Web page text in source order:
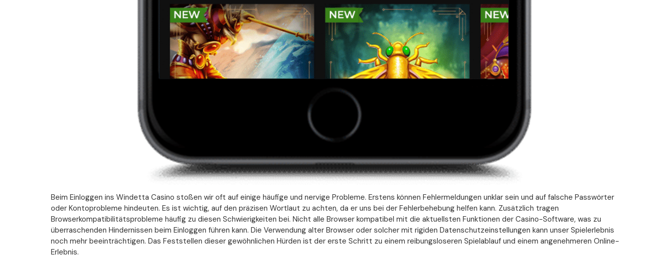
Beim Einloggen ins Windetta Casino stoßen wir oft auf einige häufige und nervige Probleme. Erstens können Fehlermeldungen unklar sein und auf falsche Passwörter
oder Kontoprobleme hindeuten. Es ist wichtig, auf den präzisen Wortlaut zu achten, da er uns bei der Fehlerbehebung helfen kann. Zusätzlich tragen
Browserkompatibilitätsprobleme häufig zu diesen Schwierigkeiten bei. Nicht alle Browser kompatibel mit die aktuellsten Funktionen der Casino-Software, was zu
überraschenden Hindernissen beim Einloggen führen kann. Die Verwendung alter Browser oder solcher mit rigiden Datenschutzeinstellungen kann unser Spielerlebnis
noch mehr beeinträchtigen. Das Feststellen dieser gewöhnlichen Hürden ist der erste Schritt zu einem reibungsloseren Spielablauf und einem angenehmeren Online-
Erlebnis.